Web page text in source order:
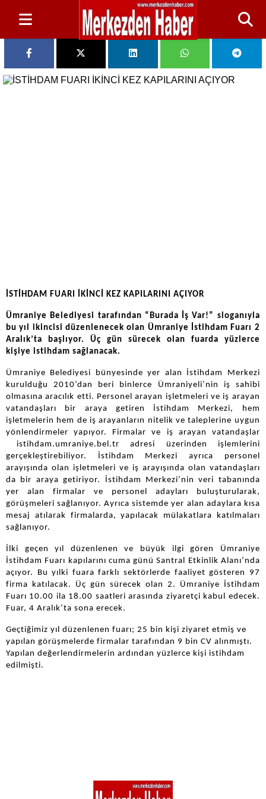
İSTİHDAM FUARI İKİNCİ KEZ KAPILARINI AÇIYOR
Ümraniye Belediyesi tarafından “Burada İş Var!” sloganıyla
bu yıl ikincisi düzenlenecek olan Ümraniye İstihdam Fuarı 2
Aralık’ta başlıyor. Üç gün sürecek olan fuarda yüzlerce
kişiye istihdam sağlanacak.
Ümraniye Belediyesi bünyesinde yer alan İstihdam Merkezi
kurulduğu 2010’dan beri binlerce Ümraniyeli’nin iş sahibi
olmasına aracılık etti. Personel arayan işletmeleri ve iş arayan
vatandaşları bir araya getiren İstihdam Merkezi, hem
işletmelerin hem de iş arayanların nitelik ve taleplerine uygun
yönlendirmeler yapıyor. Firmalar ve iş arayan vatandaşlar
istihdam.umraniye.bel.tr adresi üzerinden işlemlerini
gerçekleştirebiliyor. İstihdam Merkezi ayrıca personel
arayışında olan işletmeleri ve iş arayışında olan vatandaşları
da bir araya getiriyor. İstihdam Merkezi’nin veri tabanında
yer alan firmalar ve personel adayları buluşturularak,
görüşmeleri sağlanıyor. Ayrıca sistemde yer alan adaylara kısa
mesaj atılarak firmalarda, yapılacak mülakatlara katılmaları
sağlanıyor.
İlki geçen yıl düzenlenen ve büyük ilgi gören Ümraniye
İstihdam Fuarı kapılarını cuma günü Santral Etkinlik Alanı’nda
açıyor. Bu yılki fuara farklı sektörlerde faaliyet gösteren 97
firma katılacak. Üç gün sürecek olan 2. Ümraniye İstihdam
Fuarı 10.00 ila 18.00 saatleri arasında ziyaretçi kabul edecek.
Fuar, 4 Aralık’ta sona erecek.
Geçtiğimiz yıl düzenlenen fuarı; 25 bin kişi ziyaret etmiş ve
yapılan görüşmelerde firmalar tarafından 9 bin CV alınmıştı.
Yapılan değerlendirmelerin ardından yüzlerce kişi istihdam
edilmişti.